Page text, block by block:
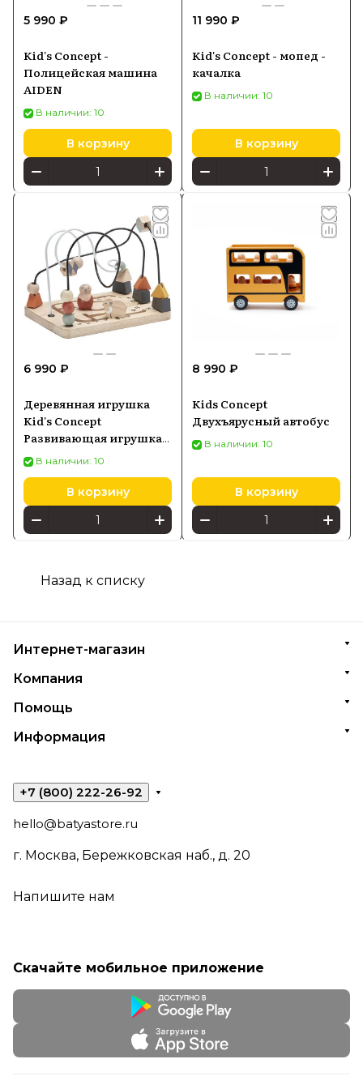
5 990 ₽
Kid's Concept -
Полицейская машина
AIDEN
В наличии: 10
В корзину
11 990 ₽
Kid's Concept - мопед -
качалка
В наличии: 10
В корзину
6 990 ₽
Деревянная игрушка
Kid's Concept
Развивающая игрушка
серия Neo
В наличии: 10
В корзину
8 990 ₽
Kids Concept
Двухъярусный автобус
В наличии: 10
В корзину
Назад к списку
Интернет-магазин
Компания
Помощь
Информация
+7 (800) 222-26-92
hello@batyastore.ru
г. Москва, Бережковская наб., д. 20
Напишите нам
Скачайте мобильное приложение